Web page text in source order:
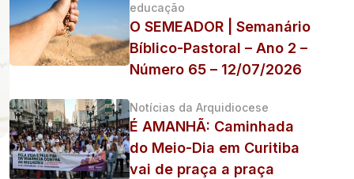
educação
O SEMEADOR | Semanário
Bíblico-Pastoral – Ano 2 –
Número 65 – 12/07/2026
Notícias da Arquidiocese
É AMANHÃ: Caminhada
do Meio-Dia em Curitiba
vai de praça a praça